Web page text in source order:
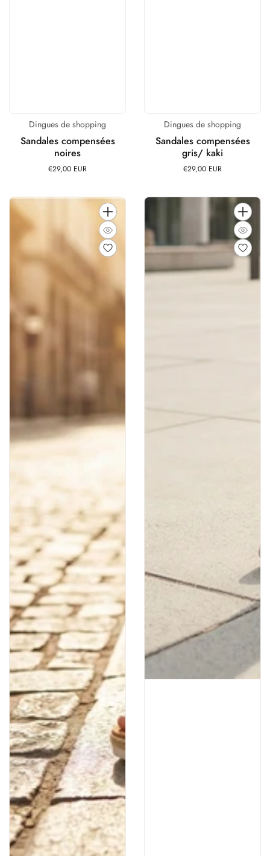
Distributeur :
Dingues de shopping
Sandales compensées
noires
Prix
€29,00 EUR
Distributeur :
Dingues de shopping
Sandales compensées
gris/ kaki
Prix
€29,00 EUR